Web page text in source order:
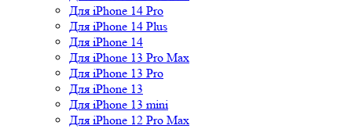
Для iPhone 14 Pro
Для iPhone 14 Plus
Для iPhone 14
Для iPhone 13 Pro Max
Для iPhone 13 Pro
Для iPhone 13
Для iPhone 13 mini
Для iPhone 12 Pro Max